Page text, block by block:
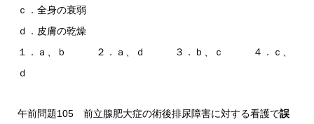
ｃ．全身の衰弱
ｄ．皮膚の乾燥
１．ａ、ｂ ２．ａ、ｄ ３．ｂ、ｃ ４．ｃ、
ｄ
午前問題105 前立腺肥大症の術後排尿障害に対する看護で誤